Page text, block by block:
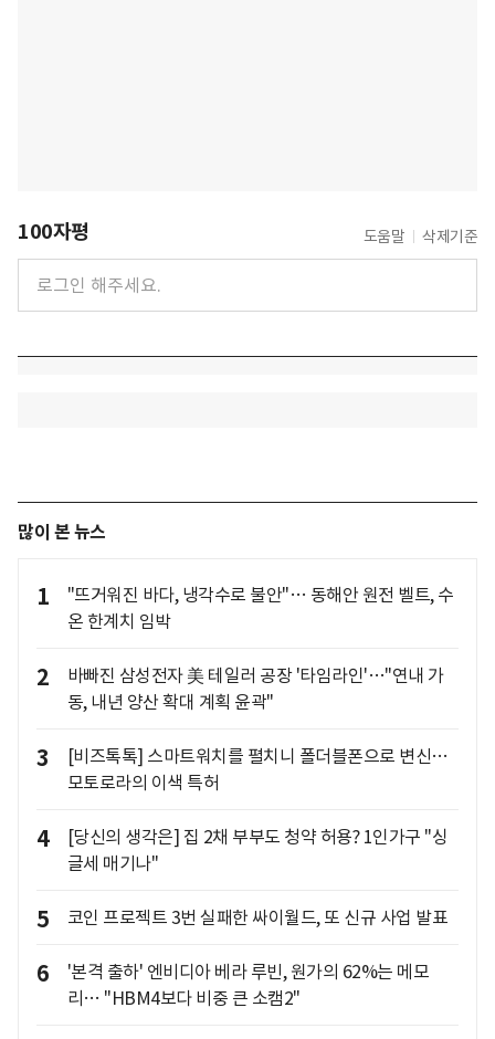
100자평 도움말 삭제기준
많이 본 뉴스
1
"뜨거워진 바다, 냉각수로 불안"… 동해안 원전 벨트, 수
온 한계치 임박
2
바빠진 삼성전자 美 테일러 공장 '타임라인'…"연내 가
동, 내년 양산 확대 계획 윤곽"
3
[비즈톡톡] 스마트워치를 펼치니 폴더블폰으로 변신…
모토로라의 이색 특허
4
[당신의 생각은] 집 2채 부부도 청약 허용? 1인가구 "싱
글세 매기나"
5 코인 프로젝트 3번 실패한 싸이월드, 또 신규 사업 발표
6
'본격 출하' 엔비디아 베라 루빈, 원가의 62%는 메모
리… "HBM4보다 비중 큰 소캠2"